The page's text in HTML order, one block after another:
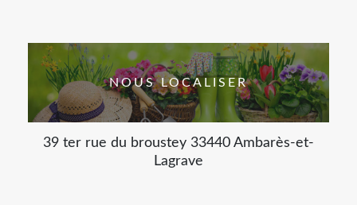
NOUS LOCALISER
39 ter rue du broustey 33440 Ambarès-et-
Lagrave